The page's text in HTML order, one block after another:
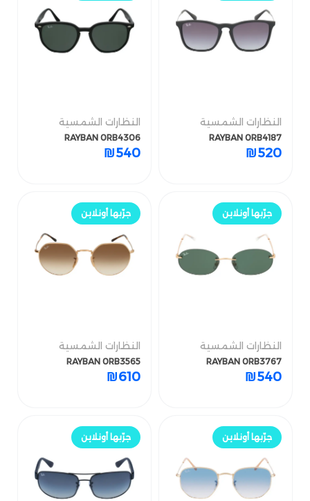
النظارات الشمسية
RAYBAN 0RB4187
₪520
النظارات الشمسية
RAYBAN 0RB4306
₪540
جرّبها أونلاين
النظارات الشمسية
RAYBAN 0RB3767
₪540
جرّبها أونلاين
النظارات الشمسية
RAYBAN 0RB3565
₪610
جرّبها أونلاين جرّبها أونلاين
₪540
₪520
₪540
₪610